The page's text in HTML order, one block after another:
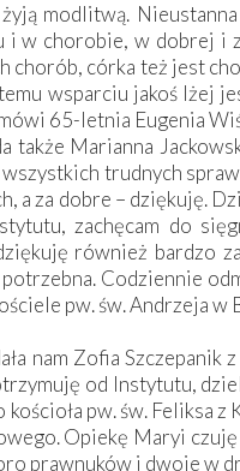
modlitwą.
i w chorobie, w dobrej i
chorób, córka też jest
wsparciu jakoś lżej
65-letnia Eugenia
także Marianna
trudnych
a za dobre – dziękuję.
zachęcam do
również bardzo
Codziennie
pw. św. Andrzeja w
nam Zofia Szczepanik
od Instytutu,
kościoła pw. św. Feliksa
Opiekę Maryi
prawnuków i dwoje w